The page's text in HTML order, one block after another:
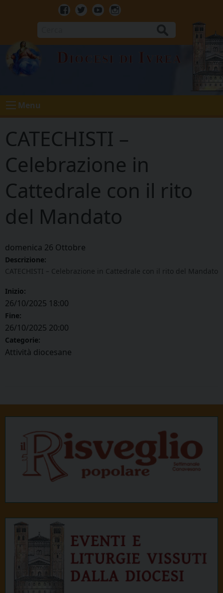
Facebook
TwitterYoutubeInstagram
Diocesi di Ivrea
Menu
CATECHISTI –
Celebrazione in
Cattedrale con il rito
del Mandato
domenica 26 Ottobre
Descrizione:
CATECHISTI – Celebrazione in Cattedrale con il rito del Mandato
Inizio:
26/10/2025 18:00
Fine:
26/10/2025 20:00
Categorie:
Attività diocesane